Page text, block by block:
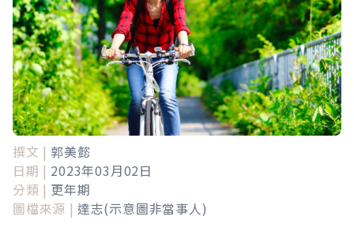
撰文 | 郭美懿
日期 | 2023年03月02日
分類 | 更年期
圖檔來源 | 達志(示意圖非當事人)